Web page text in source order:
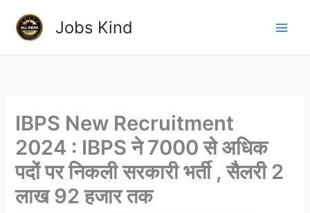
content
Jobs Kind
IBPS New Recruitment
2024 : IBPS ने 7000 से अधिक
पदों पर निकली सरकारी भर्ती , सैलरी 2
लाख 92 हजार तक